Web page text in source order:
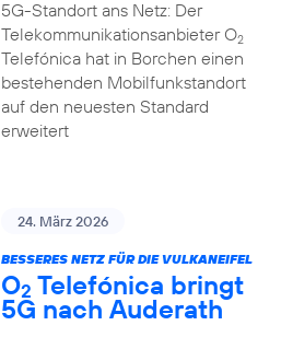
5G-Standort ans Netz: Der
Telekommunikationsanbieter O2
Telefónica hat in Borchen einen
bestehenden Mobilfunkstandort
auf den neuesten Standard
erweitert
24. März 2026
BESSERES NETZ FÜR DIE VULKANEIFEL
O2 Telefónica bringt
5G nach Auderath